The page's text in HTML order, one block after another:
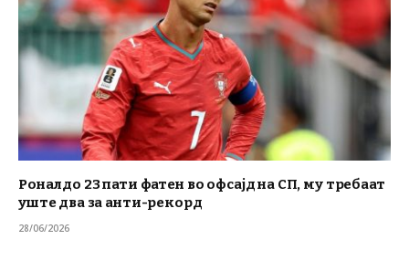
Роналдо 23 пати фатен во офсајд на СП, му требаат
уште два за анти-рекорд
28/06/2026